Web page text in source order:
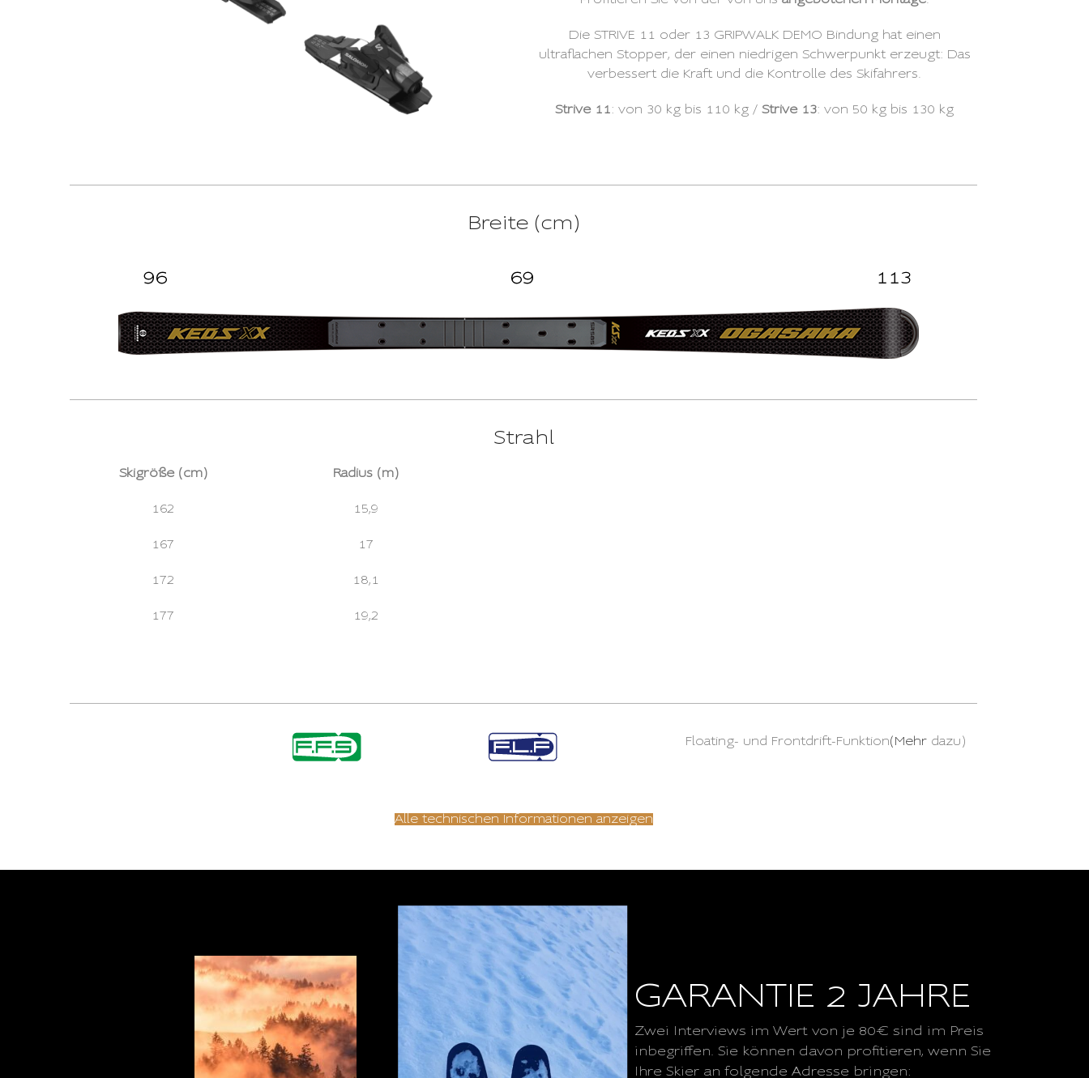
Die STRIVE 11 oder 13 GRIPWALK DEMO Bindung hat einen
ultraflachen Stopper, der einen niedrigen Schwerpunkt erzeugt: Das
verbessert die Kraft und die Kontrolle des Skifahrers.
Strive 11: von 30 kg bis 110 kg / Strive 13: von 50 kg bis 130 kg
Breite (cm)
Strahl
Skigröße (cm)
162
167
172
177
Radius (m)
15,9
17
18,1
19,2
Floating- und Frontdrift-Funktion(Mehrdazu)
Alle technischen Informationen anzeigen
GARANTIE 2 JAHRE
Zwei Interviews im Wert von je 80€ sind im Preis
inbegriffen. Sie können davon profitieren, wenn Sie
Ihre Skier an folgende Adresse bringen: